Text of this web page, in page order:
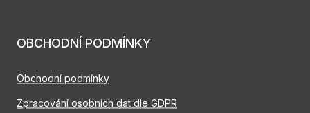
OBCHODNÍ PODMÍNKY
Obchodní podmínky
Zpracování osobních dat dle GDPR